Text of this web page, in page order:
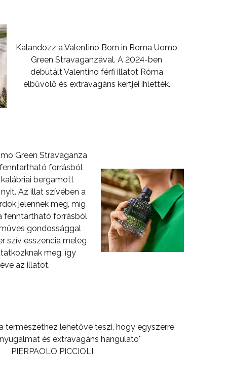
Kalandozz a Valentino Born in Roma Uomo
Green Stravaganzával. A 2024-ben
debütált Valentino férfi illatot Róma
elbűvölő és extravagáns kertjei ihlették.
Green Stravaganza
forrásból
bergamott
Az illat szívében a
jelennek meg, míg
fenntartható forrásból
gondossággal
szív esszencia meleg
meg, így
az illatot.
természethez lehetővé teszi, hogy egyszerre
és extravagáns hangulato"
PIERPAOLO PICCIOLI